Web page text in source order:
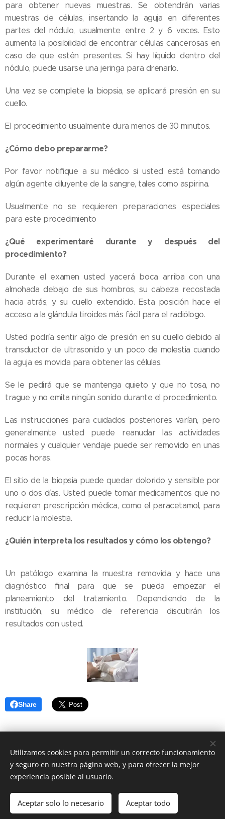
para obtener nuevas muestras. Se obtendrán varias
muestras de células, insertando la aguja en diferentes
partes del nódulo, usualmente entre 2 y 6 veces. Esto
aumenta la posibilidad de encontrar células cancerosas en
caso de que estén presentes. Si hay líquido dentro del
nódulo, puede usarse una jeringa para drenarlo.
Una vez se complete la biopsia, se aplicará presión en su
cuello.
El procedimiento usualmente dura menos de 30 minutos.
¿Cómo debo prepararme?
Por favor notifique a su médico si usted está tomando
algún agente diluyente de la sangre, tales como aspirina.
Usualmente no se requieren preparaciones especiales
para este procedimiento
¿Qué experimentaré durante y después del
procedimiento?
Durante el examen usted yacerá boca arriba con una
almohada debajo de sus hombros, su cabeza recostada
hacia atrás, y su cuello extendido. Esta posición hace el
acceso a la glándula tiroides más fácil para el radiólogo.
Usted podría sentir algo de presión en su cuello debido al
transductor de ultrasonido y un poco de molestia cuando
la aguja es movida para obtener las células.
Se le pedirá que se mantenga quieto y que no tosa, no
trague y no emita ningún sonido durante el procedimiento.
Las instrucciones para cuidados posteriores varían, pero
generalmente usted puede reanudar las actividades
normales y cualquier vendaje puede ser removido en unas
pocas horas.
El sitio de la biopsia puede quedar dolorido y sensible por
uno o dos días. Usted puede tomar medicamentos que no
requieren prescripción médica, como el paracetamol, para
reducir la molestia.
¿Quién interpreta los resultados y cómo los obtengo?
Un patólogo examina la muestra removida y hace una
diagnóstico final para que se pueda empezar el
planeamiento del tratamiento. Dependiendo de la
institución, su médico de referencia discutirán los
resultados con usted.
Share
https://www.doctoralia.com.mx/z/sdRfoM
Norte 79-A. Num 2510. Colonia Claveria. CP 02080. Azcapotzalco.
Cd México
Cookies
Utilizamos cookies para permitir un correcto funcionamiento
y seguro en nuestra página web, y para ofrecer la mejor
experiencia posible al usuario.
Aceptar solo lo necesario Aceptar todo